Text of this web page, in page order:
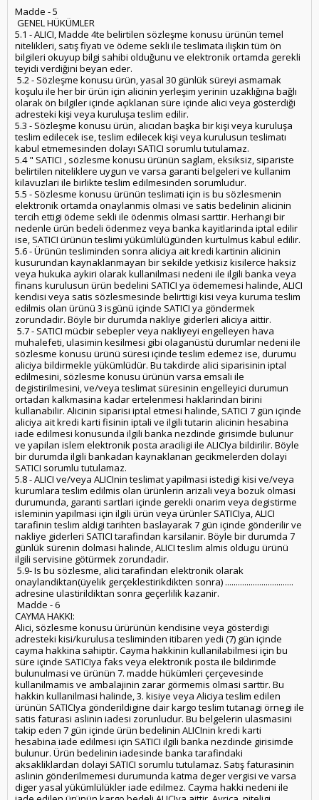
Madde - 5
GENEL HÜKÜMLER
5.1 - ALICI, Madde 4te belirtilen sözleşme konusu ürünün temel
nitelikleri, satış fiyatı ve ödeme sekli ile teslimata ilişkin tüm ön
bilgileri okuyup bilgi sahibi olduğunu ve elektronik ortamda gerekli
teyidi verdiğini beyan eder.
5.2 - Sözleşme konusu ürün, yasal 30 günlük süreyi asmamak
koşulu ile her bir ürün için alicinin yerleşim yerinin uzaklığına bağlı
olarak ön bilgiler içinde açıklanan süre içinde alici veya gösterdiği
adresteki kişi veya kuruluşa teslim edilir.
5.3 - Sözleşme konusu ürün, alıcıdan başka bir kişi veya kuruluşa
teslim edilecek ise, teslim edilecek kişi veya kurulusun teslimatı
kabul etmemesinden dolayı SATICI sorumlu tutulamaz.
5.4 " SATICI , sözlesme konusu ürünün saglam, eksiksiz, sipariste
belirtilen niteliklere uygun ve varsa garanti belgeleri ve kullanim
kilavuzlari ile birlikte teslim edilmesinden sorumludur.
5.5 - Sözlesme konusu ürünün teslimati için is bu sözlesmenin
elektronik ortamda onaylanmis olmasi ve satis bedelinin alicinin
tercih ettigi ödeme sekli ile ödenmis olmasi sarttir. Herhangi bir
nedenle ürün bedeli ödenmez veya banka kayitlarinda iptal edilir
ise, SATICI ürünün teslimi yükümlülügünden kurtulmus kabul edilir.
5.6 - Ürünün tesliminden sonra aliciya ait kredi kartinin alicinin
kusurundan kaynaklanmayan bir sekilde yetkisiz kisilerce haksiz
veya hukuka aykiri olarak kullanilmasi nedeni ile ilgili banka veya
finans kurulusun ürün bedelini SATICI ya ödememesi halinde, ALICI
kendisi veya satis sözlesmesinde belirttigi kisi veya kuruma teslim
edilmis olan ürünü 3 isgünü içinde SATICI ya göndermek
zorundadir. Böyle bir durumda nakliye giderleri aliciya aittir.
5.7 - SATICI mücbir sebepler veya nakliyeyi engelleyen hava
muhalefeti, ulasimin kesilmesi gibi olaganüstü durumlar nedeni ile
sözlesme konusu ürünü süresi içinde teslim edemez ise, durumu
aliciya bildirmekle yükümlüdür. Bu takdirde alici siparisinin iptal
edilmesini, sözlesme konusu ürünün varsa emsali ile
degistirilmesini, ve/veya teslimat süresinin engelleyici durumun
ortadan kalkmasina kadar ertelenmesi haklarindan birini
kullanabilir. Alicinin siparisi iptal etmesi halinde, SATICI 7 gün içinde
aliciya ait kredi karti fisinin iptali ve ilgili tutarin alicinin hesabina
iade edilmesi konusunda ilgili banka nezdinde girisimde bulunur
ve yapilan islem elektronik posta araciligi ile ALICIya bildirilir. Böyle
bir durumda ilgili bankadan kaynaklanan gecikmelerden dolayi
SATICI sorumlu tutulamaz.
5.8 - ALICI ve/veya ALICInin teslimat yapilmasi istedigi kisi ve/veya
kurumlara teslim edilmis olan ürünlerin arizali veya bozuk olmasi
durumunda, garanti sartlari içinde gerekli onarim veya degistirme
isleminin yapilmasi için ilgili ürün veya ürünler SATICIya, ALICI
tarafinin teslim aldigi tarihten baslayarak 7 gün içinde gönderilir ve
nakliye giderleri SATICI tarafindan karsilanir. Böyle bir durumda 7
günlük sürenin dolmasi halinde, ALICI teslim almis oldugu ürünü
ilgili servisine götürmek zorundadir.
5.9- Is bu sözlesme, alici tarafindan elektronik olarak
onaylandiktan(üyelik gerçeklestirikdikten sonra) ................................
adresine ulastirildiktan sonra geçerlilik kazanir.
Madde - 6
CAYMA HAKKI:
Alici, sözlesme konusu ürürünün kendisine veya gösterdigi
adresteki kisi/kurulusa tesliminden itibaren yedi (7) gün içinde
cayma hakkina sahiptir. Cayma hakkinin kullanilabilmesi için bu
süre içinde SATICIya faks veya elektronik posta ile bildirimde
bulunulmasi ve ürünün 7. madde hükümleri çerçevesinde
kullanilmamis ve ambalajinin zarar görmemis olmasi sarttir. Bu
hakkin kullanilmasi halinde, 3. kisiye veya Aliciya teslim edilen
ürünün SATICIya gönderildigine dair kargo teslim tutanagi örnegi ile
satis faturasi aslinin iadesi zorunludur. Bu belgelerin ulasmasini
takip eden 7 gün içinde ürün bedelinin ALICInin kredi karti
hesabina iade edilmesi için SATICI ilgili banka nezdinde girisimde
bulunur. Ürün bedelinin iadesinde banka tarafindaki
aksakliklardan dolayi SATICI sorumlu tutulamaz. Satış faturasinin
aslinin gönderilmemesi durumunda katma deger vergisi ve varsa
diger yasal yükümlülükler iade edilmez. Cayma hakki nedeni ile